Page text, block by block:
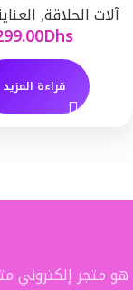
آلات الحلاقة,
Dhs
قراءة المزيد
هو متجر إلكتروني